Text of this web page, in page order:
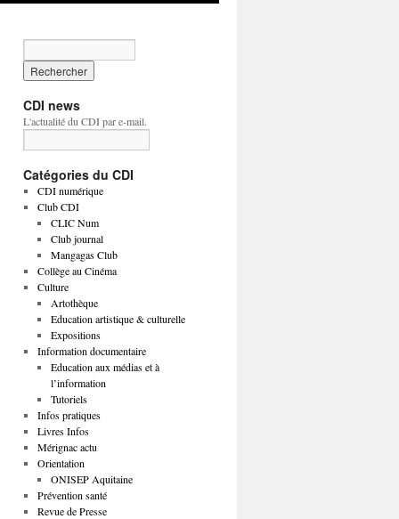
CDI news
L'actualité du CDI par e-mail.
Catégories du CDI
CDI numérique
Club CDI
CLIC Num
Club journal
Mangagas Club
Collège au Cinéma
Culture
Artothèque
Education artistique & culturelle
Expositions
Information documentaire
Education aux médias et à
l’information
Tutoriels
Infos pratiques
Livres Infos
Mérignac actu
Orientation
ONISEP Aquitaine
Prévention santé
Revue de Presse